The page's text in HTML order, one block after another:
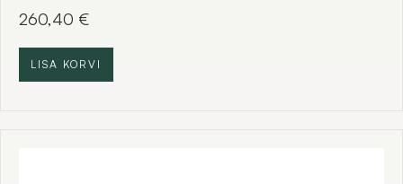
260,40 €
LISA KORVI